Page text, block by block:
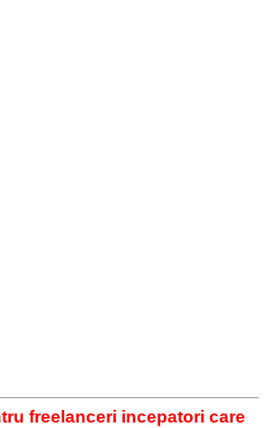
freelanceri incepatori care